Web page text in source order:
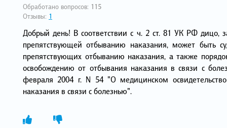
Обработано вопросов: 115
Отзывы: 1
Добрый день! В соответствии с ч. 2 ст. 81 УК РФ дицо,
препятствующей отбыванию наказания, может быть
препятствующих отбыванию наказания, а также
освобождению от отбывания наказания в связи с
февраля 2004 г. N 54 "О медицинском
наказания в связи с болезнью".